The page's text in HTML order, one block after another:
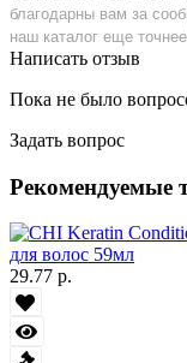
благодарны вам за
наш каталог еще
Написать отзыв
Пока не было
Задать вопрос
Рекомендуемые
29.77 р.